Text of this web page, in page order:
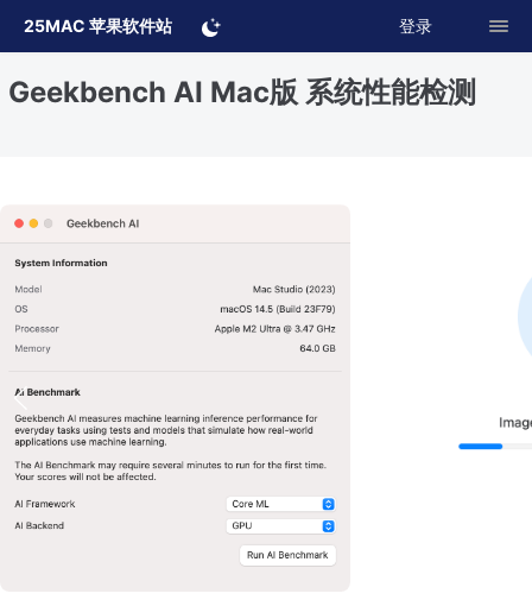
25MAC 苹果软件站 登录
Geekbench AI Mac版 系统性能检测